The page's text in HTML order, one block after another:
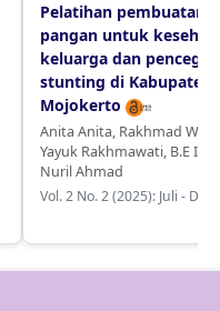
Pelatihan pembuatan
pangan untuk
keluarga dan
stunting di Kabupaten
Mojokerto
Anita Anita, Rakhmad
Yayuk Rakhmawati, B.E
Nuril Ahmad
Vol. 2 No. 2 (2025): Juli -